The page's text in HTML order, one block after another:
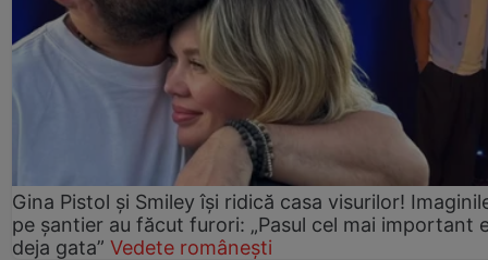
Gina Pistol și Smiley își ridică casa visurilor!
pe șantier au făcut furori: „Pasul cel mai important
deja gata” Vedete românești